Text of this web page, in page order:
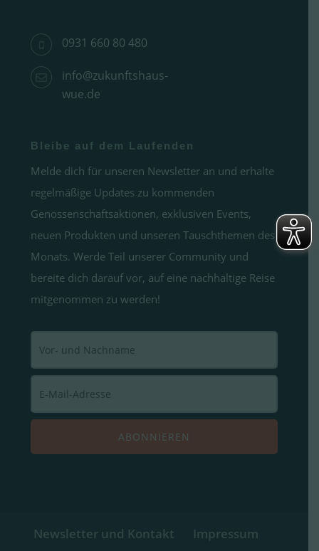
0931 660 80 480
info@zukunftshaus-
wue.de
Bleibe auf dem Laufenden
Melde dich für unseren Newsletter an und erhalte
regelmäßige Updates zu kommenden
Genossenschaftsaktionen, exklusiven Events,
neuen Produkten und unseren Tauschthemen des
Monats. Werde Teil unserer Community und
bereite dich darauf vor, auf eine nachhaltige Reise
mitgenommen zu werden!
Newsletter und Kontakt
Impressum